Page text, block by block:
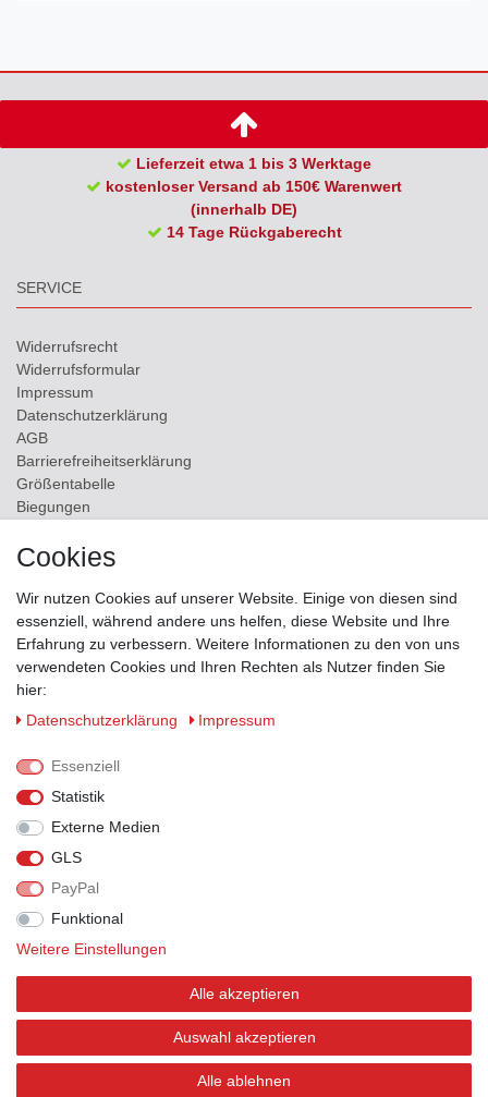
Lieferzeit etwa 1 bis 3 Werktage
kostenloser Versand ab 150€ Warenwert
(innerhalb DE)
14 Tage Rückgaberecht
SERVICE
Widerrufs­recht
Widerrufs­formular
Impressum
Daten­schutz­erklärung
AGB
Barrierefreiheitserklärung
Größentabelle
Biegungen
Kontakt
ZAHLUNGSMÖGLICHKEITEN
VERSANDPARTNER
Cookies
Wir nutzen Cookies auf unserer Website. Einige von diesen sind
essenziell, während andere uns helfen, diese Website und Ihre
Erfahrung zu verbessern. Weitere Informationen zu den von uns
verwendeten Cookies und Ihren Rechten als Nutzer finden Sie
hier:
Daten­schutz­erklärung
Impressum
Essenziell
Statistik
Externe Medien
GLS
PayPal
Funktional
Weitere Einstellungen
Alle akzeptieren
Auswahl akzeptieren
Alle ablehnen